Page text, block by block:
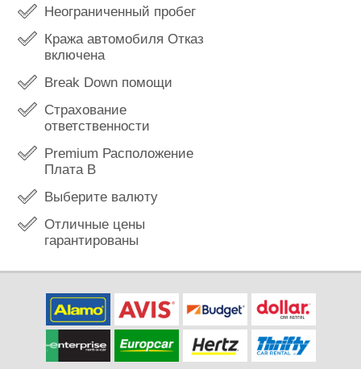
Неограниченный пробег
Кража автомобиля Отказ
включена
Break Down помощи
Страхование
ответственности
Premium Расположение
Плата В
Выберите валюту
Отличные цены
гарантированы